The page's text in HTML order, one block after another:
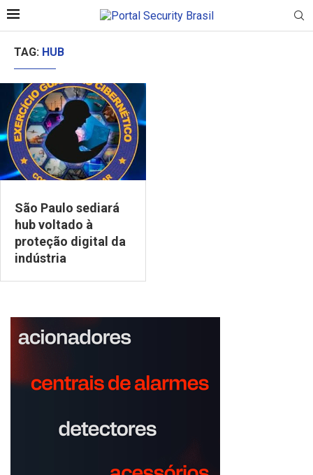
TAG: HUB
São Paulo sediará
hub voltado à
proteção digital da
indústria